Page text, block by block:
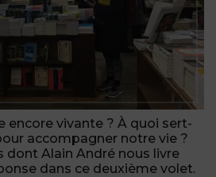
encore vivante ? À quoi sert-
accompagner notre vie ?
Alain André nous livre
dans ce deuxième volet.